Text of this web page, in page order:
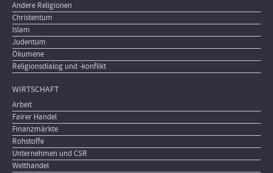
Andere Religionen
Christentum
Islam
Judentum
Ökumene
Religionsdialog und -konflikt
WIRTSCHAFT
Arbeit
Fairer Handel
Finanzmärkte
Rohstoffe
Unternehmen und CSR
Welthandel